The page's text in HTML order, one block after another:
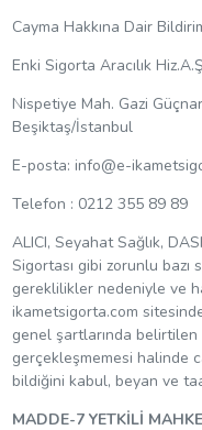
Cayma Hakkına Dair
Enki Sigorta Aracılık
Nispetiye Mah. Gazi
Beşiktaş/İstanbul
E-posta: info@e-
Telefon : 0212 355 89 89
ALICI, Seyahat Sağlık,
Sigortası gibi zorunlu
gereklilikler nedeniyle ve
ikametsigorta.com
genel şartlarında
gerçekleşmemesi halinde
bildiğini kabul, beyan ve
MADDE-7 YETKİLİ